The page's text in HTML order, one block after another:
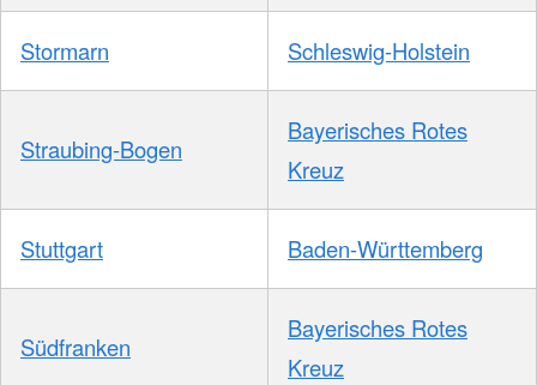
Stormarn Schleswig-Holstein
Straubing-Bogen
Bayerisches Rotes
Kreuz
Stuttgart Baden-Württemberg
Südfranken
Bayerisches Rotes
Kreuz